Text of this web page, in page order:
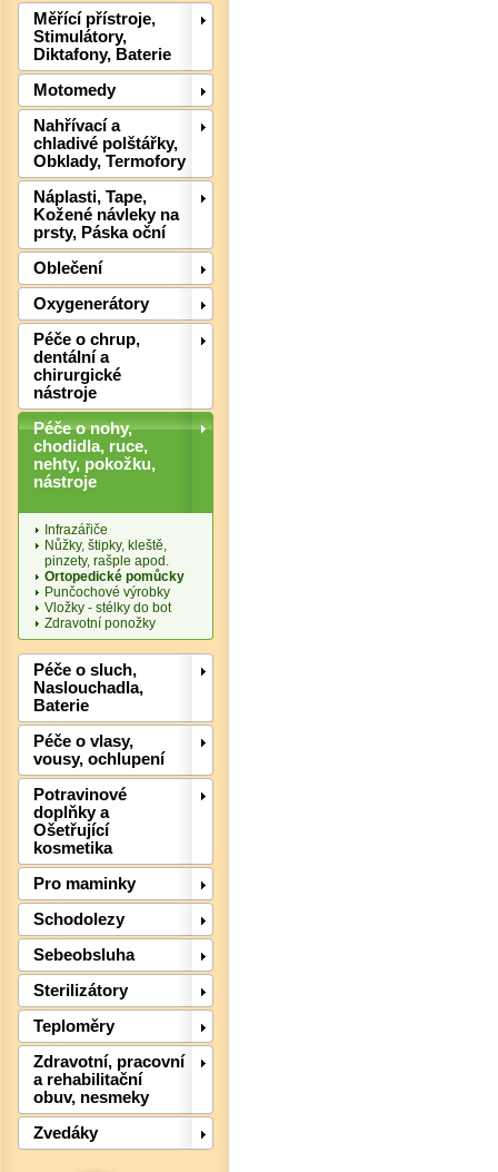
Měřící přístroje,
Stimulátory,
Diktafony, Baterie
Motomedy
Nahřívací a
chladivé polštářky,
Obklady, Termofory
Náplasti, Tape,
Kožené návleky na
prsty, Páska oční
Oblečení
Oxygenerátory
Péče o chrup,
dentální a
chirurgické
nástroje
Péče o nohy,
chodidla, ruce,
nehty, pokožku,
nástroje
Infrazářiče
Nůžky, štipky, kleště,
pinzety, rašple apod.
Ortopedické pomůcky
Punčochové výrobky
Vložky - stélky do bot
Zdravotní ponožky
Péče o sluch,
Naslouchadla,
Baterie
Péče o vlasy,
vousy, ochlupení
Potravinové
doplňky a
Ošetřující
kosmetika
Pro maminky
Schodolezy
Sebeobsluha
Sterilizátory
Teploměry
Zdravotní, pracovní
a rehabilitační
obuv, nesmeky
Zvedáky